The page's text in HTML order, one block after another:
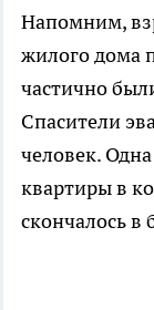
Напомним,
жилого дома
частично
Спасители
человек.
квартиры в
скончалось в